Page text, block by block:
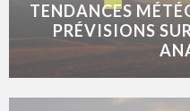
TENDANCES
PRÉVISIONS